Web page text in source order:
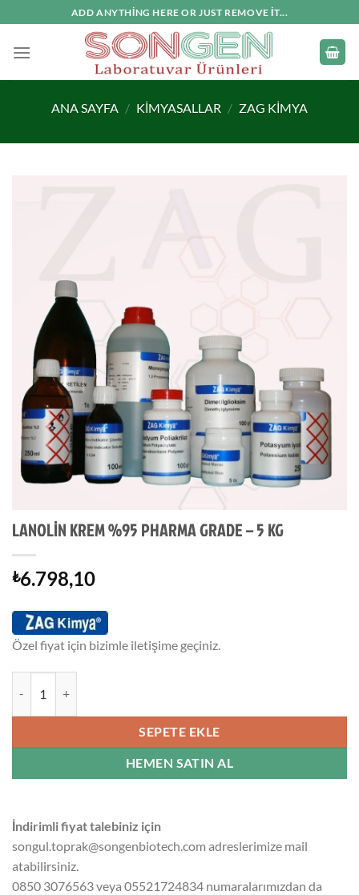
atla
ADD ANYTHING HERE OR JUST REMOVE IT...
ANA SAYFA / KIMYASALLAR / ZAG KIMYA
LANOLİN KREM %95 PHARMA GRADE – 5 KG
₺6.798,10
Özel fiyat için bizimle iletişime geçiniz.
SEPETE EKLE
HEMEN SATIN AL
İndirimli fiyat talebiniz için
songul.toprak@songenbiotech.com adreslerimize mail
atabilirsiniz.
0850 3076563 veya 05521724834 numaralarımızdan da